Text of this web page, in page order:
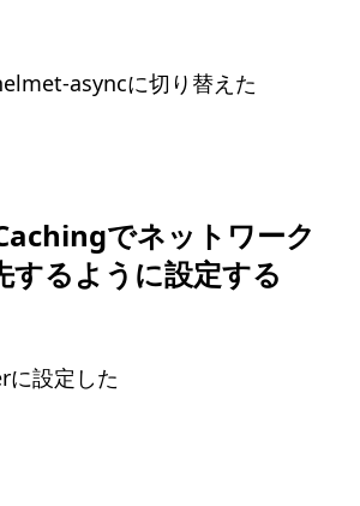
asyncに切り替えた
でネットワーク
するように設定する
設定した